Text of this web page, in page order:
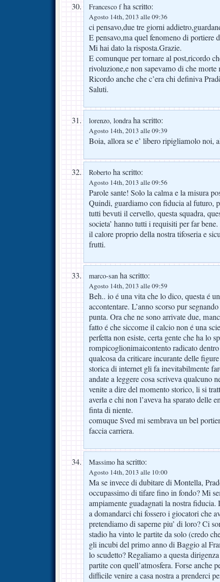
Francesco fha scritto:
Agosto 14th, 2013 alle 09:36
ci pensavo,due tre giorni
E pensavo,ma quel fenomeno di portiere
Mi hai dato la risposta.Grazie.
E comunque per tornare al post,ricordo
rivoluzione,e non sapevamo di che morte
Ricordo anche che c’era chi definiva
Saluti.
lorenzo, londraha scritto:
Agosto 14th, 2013 alle 09:39
Boia, allora se e’ libero ripigliamolo noi,
Roberto ha scritto:
Agosto 14th, 2013 alle 09:56
Parole sante! Solo la calma e la misura
Quindi, guardiamo con fiducia al futuro,
tutti bevuti il cervello, questa squadra,
societa’ hanno tutti i requisiti per far
il calore proprio della nostra tifoseria e
frutti.
marco-san ha scritto:
Agosto 14th, 2013 alle 09:59
Beh.. io é una vita che lo dico, questa é
accontentare. L’anno scorso pur
punta. Ora che ne sono arrivate due,
fatto é che siccome il calcio non é una
perfetta non esiste, certa gente che ha lo
rompicoglionimaicontento radicato
qualcosa da criticare incurante delle
storica di internet gli fa inevitabilmente
andate a leggere cosa scriveva qualcuno
venite a dire del momento storico, li si
averla e chi non l’aveva ha sparato delle
finta di niente.
comuque Sved mi sembrava un bel
faccia carriera.
Massimo ha scritto:
Agosto 14th, 2013 alle 10:00
Ma se invece di dubitare di Montella,
occupassimo di tifare fino in fondo? Mi
ampiamente guadagnati la nostra fiducia.
a domandarci chi fossero i giocatori che
pretendiamo di saperne piu’ di loro? Ci
stadio ha vinto le partite da solo (credo
gli incubi del primo anno di Baggio al
lo scudetto? Regaliamo a questa
partite con quell’atmosfera. Forse anche
difficile venire a casa nostra a prenderci